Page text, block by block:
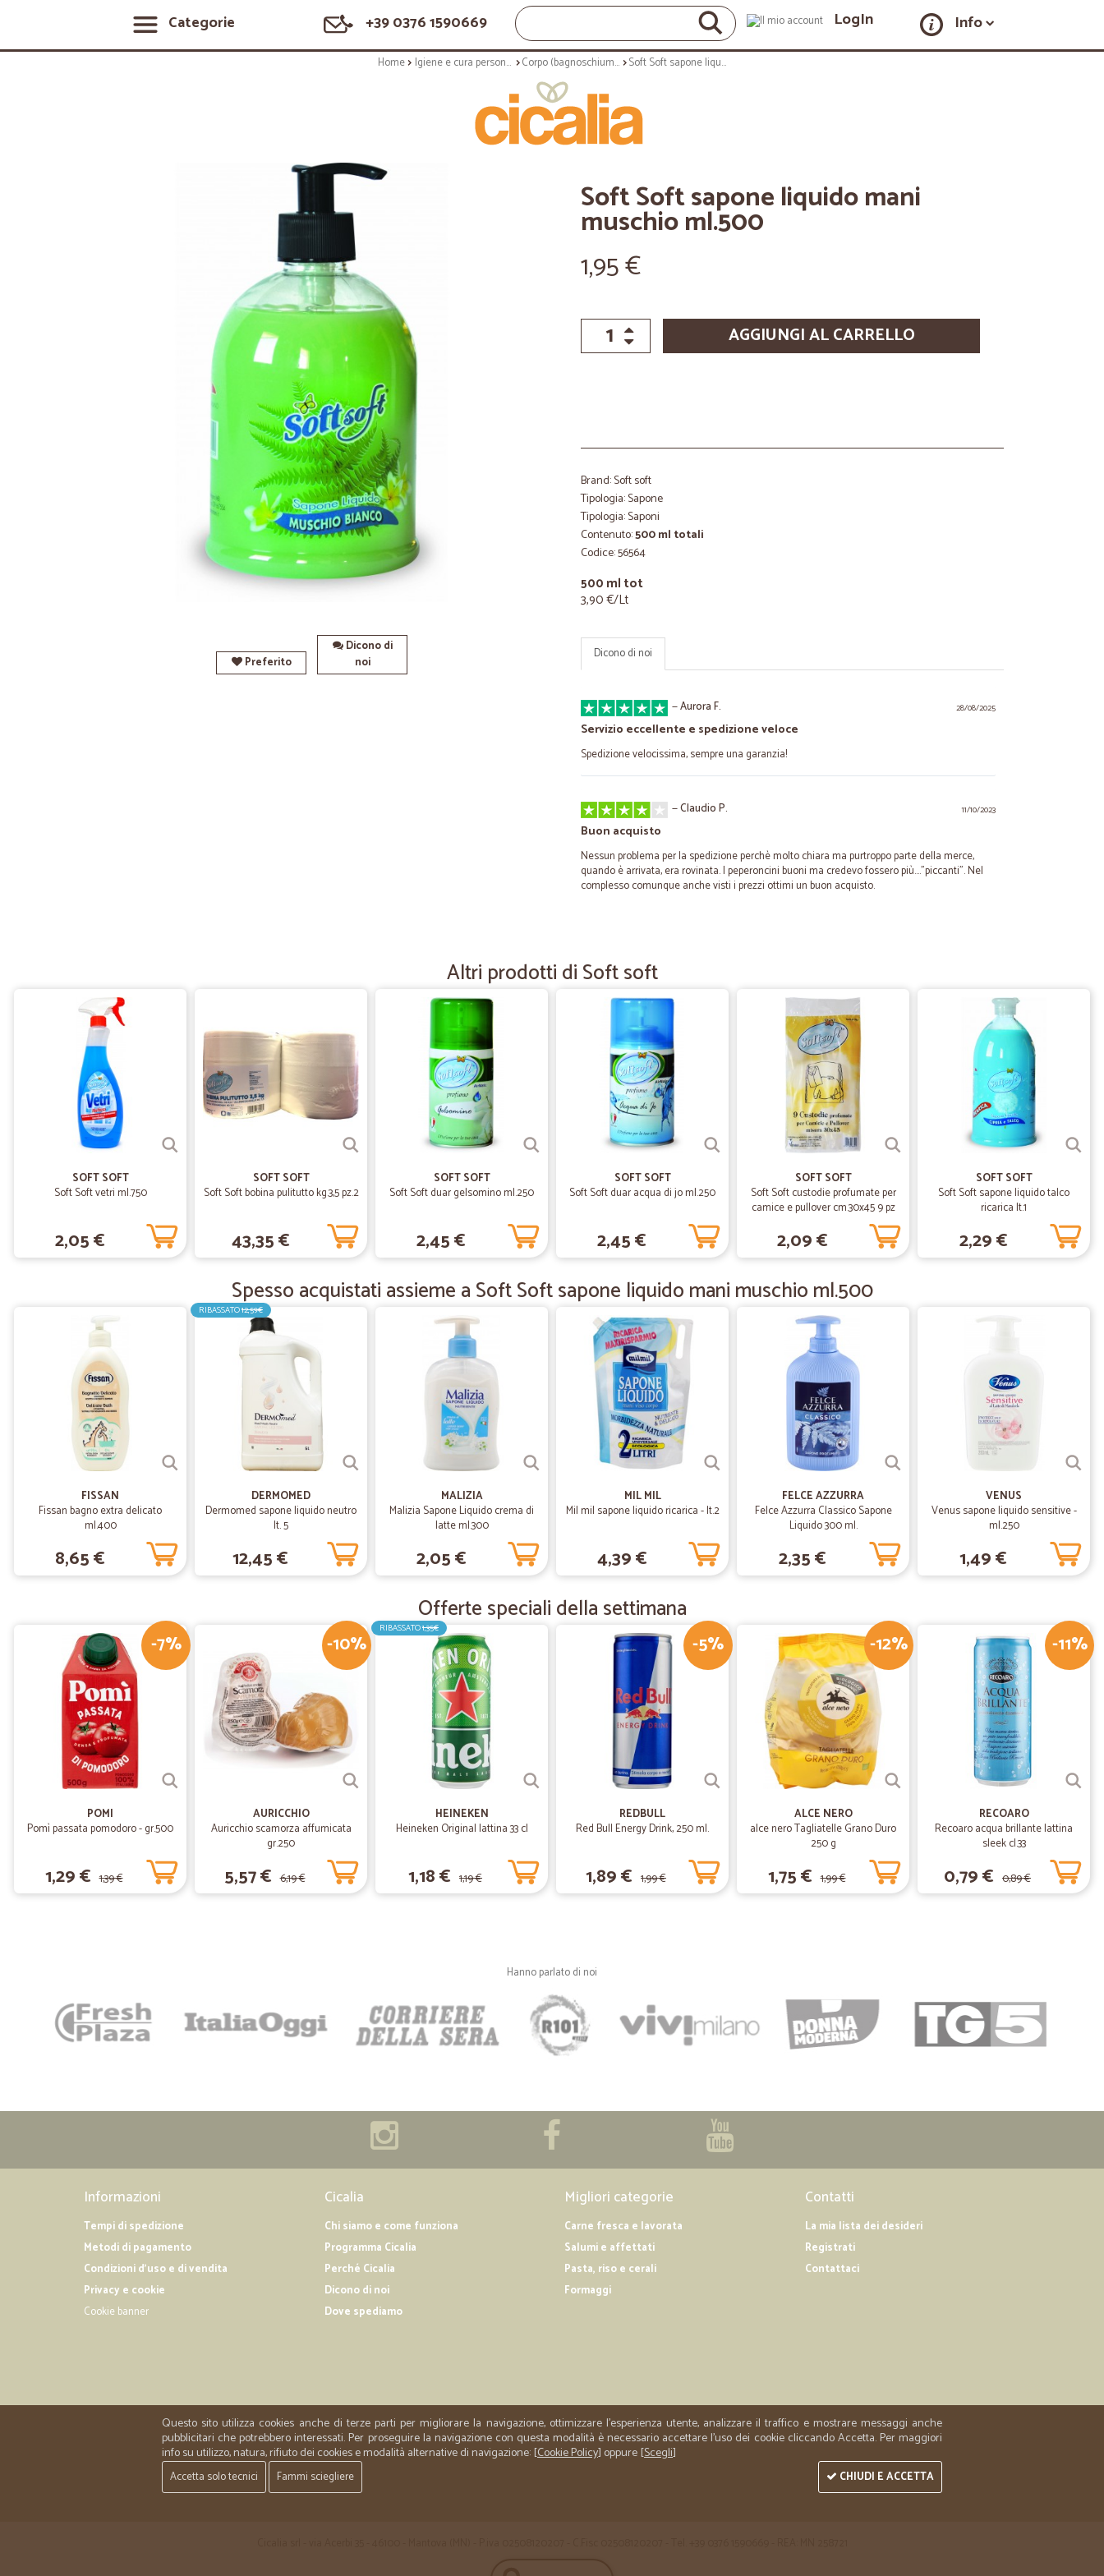
Categorie +39 0376 1590669 LogIn Info
Home Igiene e cura personale Corpo (bagnoschiuma, crema corpo) Soft Soft sapone liquido mani muschio ml.500
Preferito
Dicono di
noi
Soft Soft sapone liquido mani
muschio ml.500
1,95 €
AGGIUNGI AL CARRELLO
Brand: Soft soft
Tipologia: Sapone
Tipologia: Saponi
Contenuto:500 ml totali
Codice: 56564
500 ml tot
3,90 €/Lt
Dicono di noi
28/08/2025
—Aurora F.
Servizio eccellente e spedizione veloce
Spedizione velocissima, sempre una garanzia!
11/10/2023
—Claudio P.
Buon acquisto
Nessun problema per la spedizione perchè molto chiara ma purtroppo parte della merce,
quando è arrivata, era rovinata. I peperoncini buoni ma credevo fossero più...."piccanti". Nel
complesso comunque anche visti i prezzi ottimi un buon acquisto.
Precisi nella consegna anche se il non…
Verbania e con prezzi modici
20/09/2021
—
Ottimo prodotto !!
Ottimo prodotto !!
tutto perfetto
27/02/2021
—Dieter P.
Buon prodotto ad un prezzo ottimo ! !
—Andrea B.
ottimi prezzi consegna velocissima
ottimi prezzi consegna velocissima
—Lorenza A.
Puntuali con le consegne lo consiglio a…
Puntuali con le consegne lo consiglio a tutti LOLO1973
16/07/2020
Silvia S.
La prima consegna ha avuto un problema con il corriere. Sono stati gentilissimi e hanno
risolto con un buono per riordinare quello che volevo. Fatto il secondo ordine. Tutto perfetto.
Consegna puntuale e precisa. Pacchi integri. Grazie
23/05/2019
PRODOTTI SELEZIONATI CON GRANDE CURA E…
PRODOTTI SELEZIONATI CON GRANDE CURA E PROFESSIONALITA'. COMUNICAZIONE
OTTIMA, SPEDIZIONE VELOCE.
Altri prodotti di Soft soft
SOFT SOFT
Soft Soft vetri ml.750
2,05 €
SOFT SOFT
Soft Soft bobina pulitutto kg.3,5 pz.2
43,35 €
SOFT SOFT
Soft Soft duar gelsomino ml.250
2,45 €
SOFT SOFT
Soft Soft duar acqua di jo ml.250
2,45 €
SOFT SOFT
Soft Soft custodie profumate per
camice e pullover cm.30x45 9 pz
2,09 €
SOFT SOFT
Soft Soft sapone liquido talco
ricarica lt.1
2,29 €
Spesso acquistati assieme a Soft Soft sapone liquido mani muschio ml.500
FISSAN
Fissan bagno extra delicato
ml.400
8,65 €
RIBASSATO12,59€
DERMOMED
Dermomed sapone liquido neutro
lt. 5
12,45 €
MALIZIA
Malizia Sapone Liquido crema di
latte ml.300
2,05 €
MIL MIL
Mil mil sapone liquido ricarica - lt.2
4,39 €
FELCE AZZURRA
Felce Azzurra Classico Sapone
Liquido 300 ml.
2,35 €
VENUS
Venus sapone liquido sensitive -
ml.250
1,49 €
Offerte speciali della settimana
-7%
POMI
Pomì passata pomodoro - gr.500
1,29 € 1,39 €
-10%
AURICCHIO
Auricchio scamorza affumicata
gr.250
5,57 € 6,19 €
RIBASSATO1,35€
HEINEKEN
Heineken Original lattina 33 cl
1,18 € 1,19 €
-5%
REDBULL
Red Bull Energy Drink, 250 ml.
1,89 € 1,99 €
-12%
ALCE NERO
alce nero Tagliatelle Grano Duro
250 g
1,75 € 1,99 €
-11%
RECOARO
Recoaro acqua brillante lattina
sleek cl.33
0,79 € 0,89 €
Hanno parlato di noi
Informazioni
Tempi di spedizione
Metodi di pagamento
Condizioni d'uso e di vendita
Privacy e cookie
Cookie banner
Cicalia
Chi siamo e come funziona
Programma Cicalia
Perché Cicalia
Dicono di noi
Dove spediamo
Migliori categorie
Carne fresca e lavorata
Salumi e affettati
Pasta, riso e cerali
Formaggi
Contatti
La mia lista dei desideri
Registrati
Contattaci
Questo sito utilizza cookies anche di terze parti per migliorare la navigazione, ottimizzare l'esperienza utente, analizzare il traffico e mostrare messaggi anche
pubblicitari che potrebbero interessati. Per proseguire la navigazione con questa modalità è necessario accettare l'uso dei cookie cliccando Accetta. Per maggiori
info su utilizzo, natura, rifiuto dei cookies e modalità alternative di navigazione: [Cookie Policy] oppure [Scegli]
Accetta solo tecnici Fammi sciegliere CHIUDI E ACCETTA